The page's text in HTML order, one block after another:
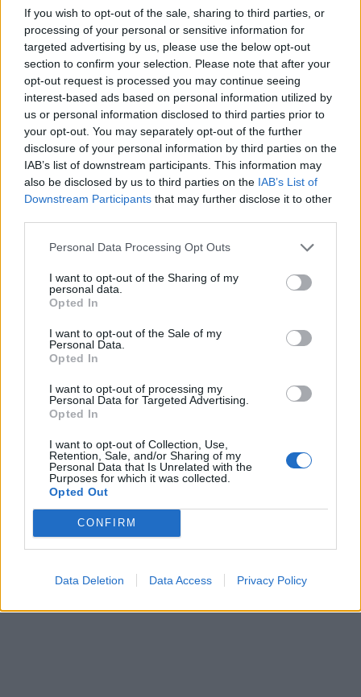
If you wish to opt-out of the sale, sharing to third parties, or
processing of your personal or sensitive information for
targeted advertising by us, please use the below opt-out
section to confirm your selection. Please note that after your
opt-out request is processed you may continue seeing
interest-based ads based on personal information utilized by
us or personal information disclosed to third parties prior to
your opt-out. You may separately opt-out of the further
disclosure of your personal information by third parties on the
IAB’s list of downstream participants. This information may
also be disclosed by us to third parties on the IAB’s List of
Downstream Participants that may further disclose it to other
Personal Data Processing Opt Outs
I want to opt-out of the Sharing of my
personal data.
Opted In
I want to opt-out of the Sale of my
Personal Data.
Opted In
I want to opt-out of processing my
Personal Data for Targeted Advertising.
Opted In
I want to opt-out of Collection, Use,
Retention, Sale, and/or Sharing of my
Personal Data that Is Unrelated with the
Purposes for which it was collected.
Opted Out
CONFIRM
Data Deletion Data Access Privacy Policy
Prenumerera Logga in
{} [+]
COMMENTS